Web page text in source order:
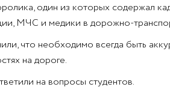
один из которых содержал
МЧС и медики в дорожно-
что необходимо всегда быть
на дороге.
на вопросы студентов.